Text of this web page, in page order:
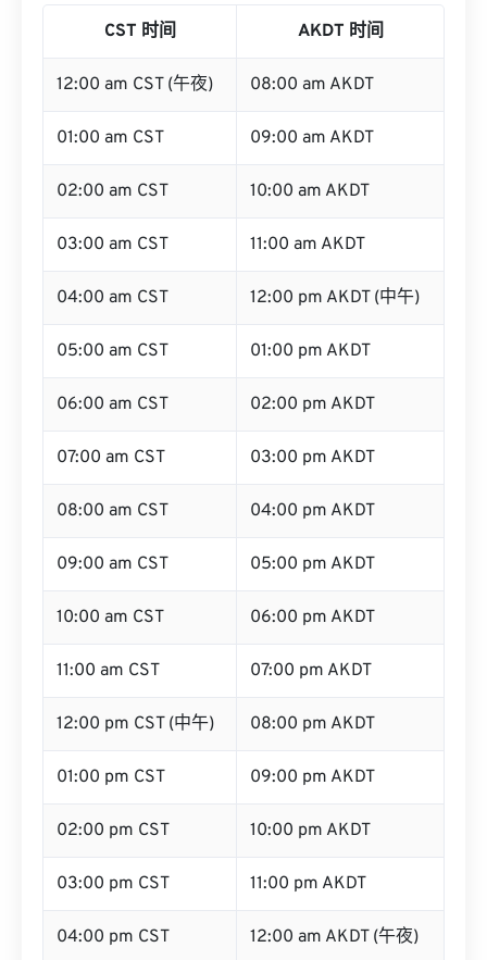
CST 时间 AKDT 时间
12:00 am CST (午夜) 08:00 am AKDT
01:00 am CST 09:00 am AKDT
02:00 am CST 10:00 am AKDT
03:00 am CST 11:00 am AKDT
04:00 am CST 12:00 pm AKDT (中午)
05:00 am CST 01:00 pm AKDT
06:00 am CST 02:00 pm AKDT
07:00 am CST 03:00 pm AKDT
08:00 am CST 04:00 pm AKDT
09:00 am CST 05:00 pm AKDT
10:00 am CST 06:00 pm AKDT
11:00 am CST 07:00 pm AKDT
12:00 pm CST (中午) 08:00 pm AKDT
01:00 pm CST 09:00 pm AKDT
02:00 pm CST 10:00 pm AKDT
03:00 pm CST 11:00 pm AKDT
04:00 pm CST 12:00 am AKDT (午夜)